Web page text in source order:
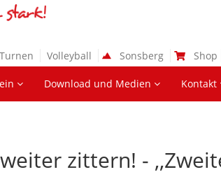
Turnen Volleyball Sonsberg Shop
Download und Medien Kontakt
zittern! -